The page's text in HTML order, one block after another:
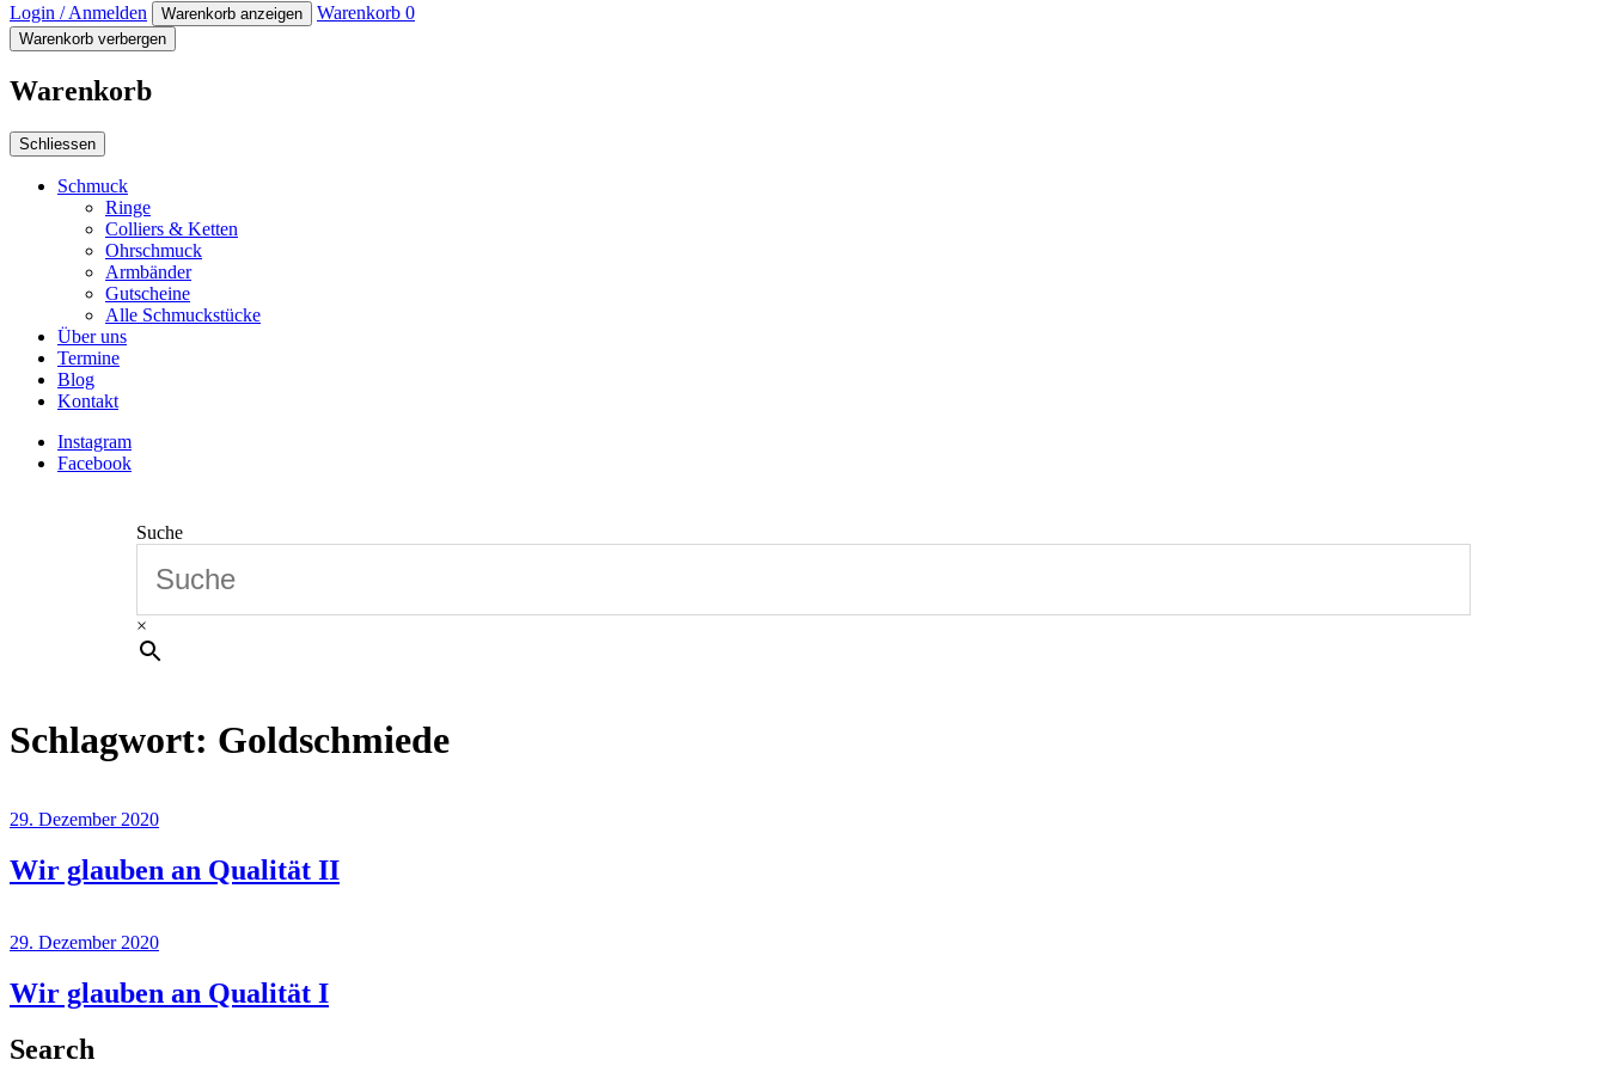
Login / Anmelden Warenkorb anzeigen Warenkorb 0
Warenkorb verbergen
Warenkorb
Schliessen
Schmuck
Ringe
Colliers & Ketten
Ohrschmuck
Armbänder
Gutscheine
Alle Schmuckstücke
Über uns
Termine
Blog
Kontakt
Instagram
Facebook
Suche
×
Schlagwort: Goldschmiede
29. Dezember 2020
Wir glauben an Qualität II
29. Dezember 2020
Wir glauben an Qualität I
Search